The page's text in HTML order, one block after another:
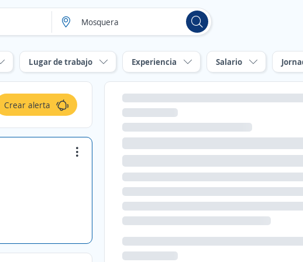
Lugar de trabajo Experiencia Salario
Crear alerta